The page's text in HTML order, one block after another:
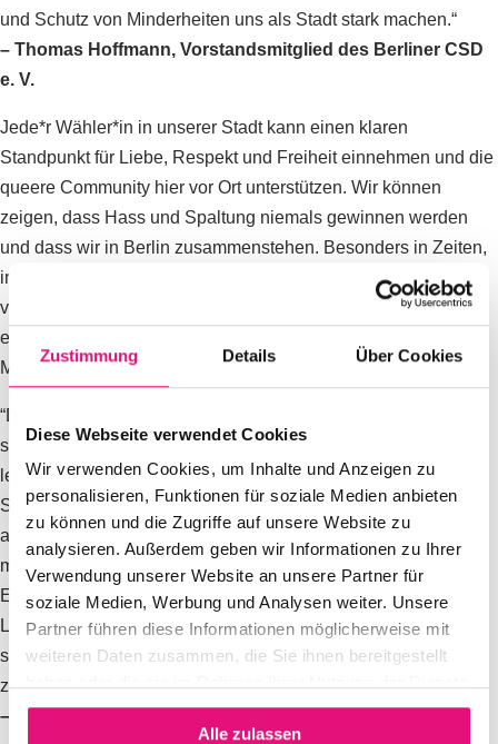
Zustimmung Details Über Cookies
Diese Webseite verwendet Cookies
Wir verwenden Cookies, um Inhalte und Anzeigen zu
personalisieren, Funktionen für soziale Medien anbieten
zu können und die Zugriffe auf unsere Website zu
analysieren. Außerdem geben wir Informationen zu Ihrer
Verwendung unserer Website an unsere Partner für
soziale Medien, Werbung und Analysen weiter. Unsere
Partner führen diese Informationen möglicherweise mit
weiteren Daten zusammen, die Sie ihnen bereitgestellt
gesammelt haben.
Alle zulassen
und Schutz von Minderheiten uns als Stadt stark machen.“
– Thomas Hoffmann, Vorstandsmitglied des Berliner CSD
e. V.
Jede*r Wähler*in in unserer Stadt kann einen klaren
Standpunkt für Liebe, Respekt und Freiheit einnehmen und die
queere Community hier vor Ort unterstützen. Wir können
zeigen, dass Hass und Spaltung niemals gewinnen werden
und dass wir in Berlin zusammenstehen. Besonders in Zeiten,
in denen rechtsextreme Parteien und politische Strömungen
versuchen, Hass und Intoleranz zu schüren, ist es
entscheidend, ein starkes Zeichen für Demokratie und
Menschenrechte zu setzen.
“Die liberale Demokratie ist nicht bloß ein abstrakter Begriff,
sondern bedeutet für uns ganz konkret in Würde und Freiheit
leben zu können. Minderheiten sind aber immer auch auf die
Solidarität der mehrheitlichen Bevölkerung angewiesen. Bei
allem Verständnis für aktuell bestehende Probleme: Sie
müssen differenziert betrachtet und mit Ruhe gelöst werden.
Einige politische Kräfte setzen auf vermeintlich einfache
Lösungen und fördern Vorurteile gegen Minderheiten. Wir
stellen uns dem entgegen und zeigen, dass wir
zusammenstehen.“
– Mara Geri, Vorstandsmitglied des Berliner CSD e. V.